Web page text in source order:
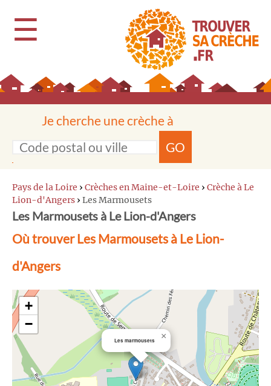
☰
Je cherche une crèche à
GO
Pays de la Loire › Crèches en Maine-et-Loire › Crèche à Le
Lion-d'Angers › Les Marmousets
Les Marmousets à Le Lion-d'Angers
Où trouver Les Marmousets à Le Lion-
d'Angers
Les marmousets ×
+
−